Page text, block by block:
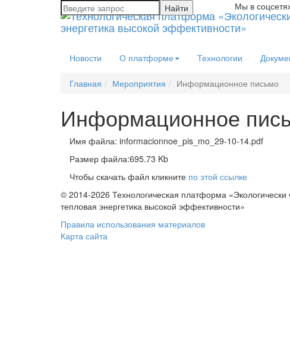
Мы в
Новости О платформе Технологии
Главная Мероприятия Информационное письмо
Информационное
Имя файла: informacionnoe_pis_mo_29-10-14.pdf
Размер файла:695.73 Kb
Чтобы скачать файл кликните по этой ссылке
© 2014-2026 Технологическая платформа «Экологически
тепловая энергетика высокой эффективности»
Правила использования материалов
Карта сайта